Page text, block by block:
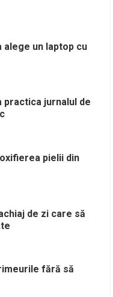
alege un laptop cu
practica jurnalul de
pielii din
de zi care să
fără să